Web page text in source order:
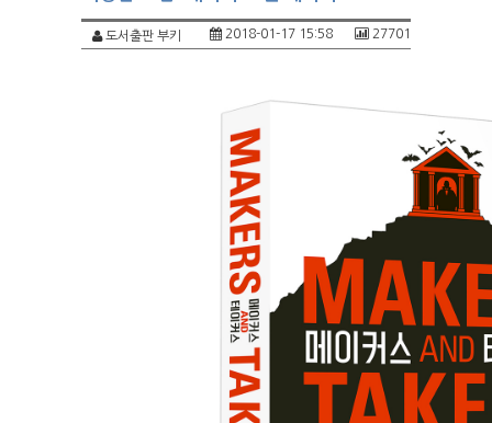
도서출판 부키 27701
2018-01-17 15:58